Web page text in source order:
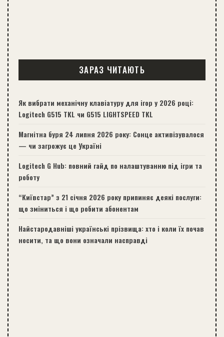
ЗАРАЗ ЧИТАЮТЬ
Як вибрати механічну клавіатуру для ігор у 2026 році:
Logitech G515 TKL чи G515 LIGHTSPEED TKL
Магнітна буря 24 липня 2026 року: Сонце активізувалося
— чи загрожує це Україні
Logitech G Hub: повний гайд по налаштуванню під ігри та
роботу
“Київстар” з 21 січня 2026 року припиняє деякі послуги:
що зміниться і що робити абонентам
Найстародавніші українські прізвища: хто і коли їх почав
носити, та що вони означали насправді